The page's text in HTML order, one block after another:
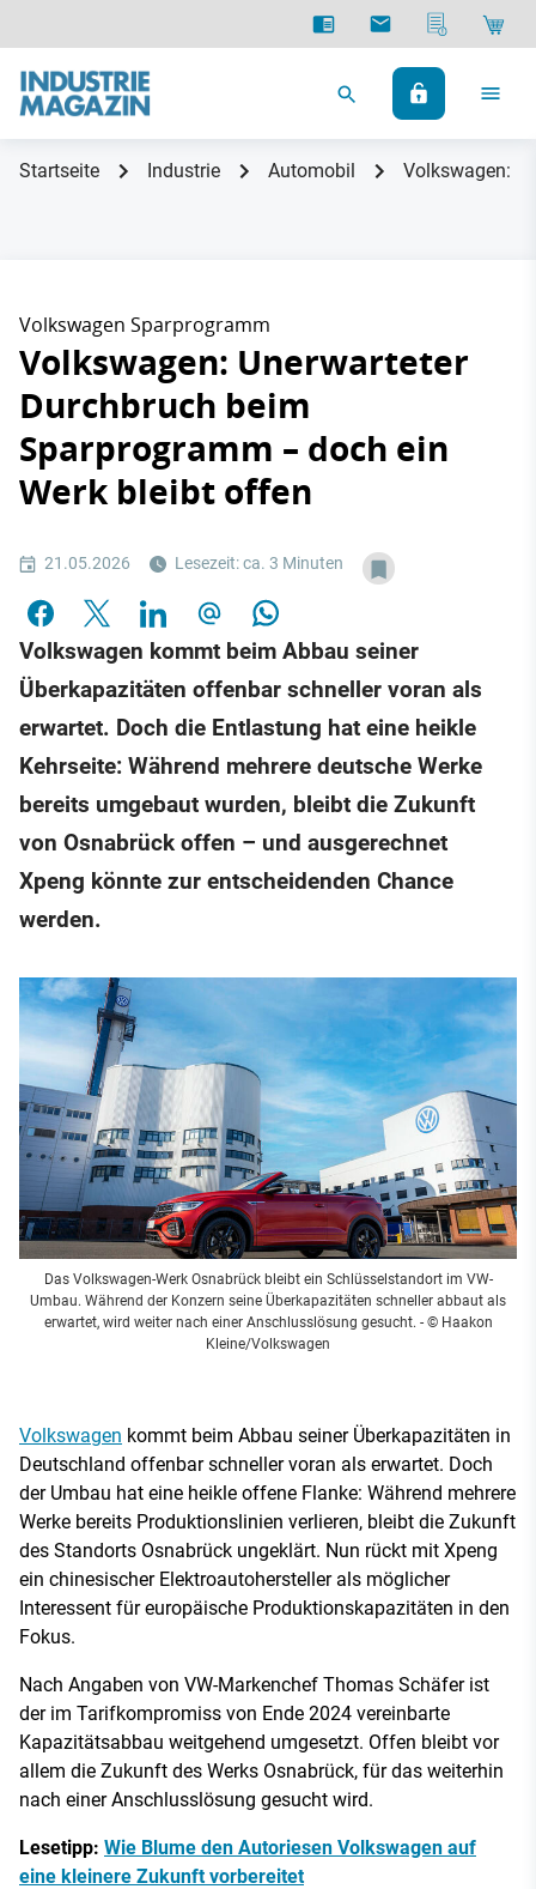
Startseite Industrie Automobil Volkswagen:
Volkswagen Sparprogramm
Volkswagen: Unerwarteter
Durchbruch beim
Sparprogramm – doch ein
Werk bleibt offen
21.05.2026 Lesezeit: ca. 3 Minuten
Volkswagen kommt beim Abbau seiner
Überkapazitäten offenbar schneller voran als
erwartet. Doch die Entlastung hat eine heikle
Kehrseite: Während mehrere deutsche Werke
bereits umgebaut wurden, bleibt die Zukunft
von Osnabrück offen – und ausgerechnet
Xpeng könnte zur entscheidenden Chance
werden.
Das Volkswagen-Werk Osnabrück bleibt ein Schlüsselstandort im VW-
Umbau. Während der Konzern seine Überkapazitäten schneller abbaut als
erwartet, wird weiter nach einer Anschlusslösung gesucht. - © Haakon
Kleine/Volkswagen
Volkswagen kommt beim Abbau seiner Überkapazitäten in
Deutschland offenbar schneller voran als erwartet. Doch
der Umbau hat eine heikle offene Flanke: Während mehrere
Werke bereits Produktionslinien verlieren, bleibt die Zukunft
des Standorts Osnabrück ungeklärt. Nun rückt mit Xpeng
ein chinesischer Elektroautohersteller als möglicher
Interessent für europäische Produktionskapazitäten in den
Fokus.
Nach Angaben von VW-Markenchef Thomas Schäfer ist
der im Tarifkompromiss von Ende 2024 vereinbarte
Kapazitätsabbau weitgehend umgesetzt. Offen bleibt vor
allem die Zukunft des Werks Osnabrück, für das weiterhin
nach einer Anschlusslösung gesucht wird.
Lesetipp: Wie Blume den Autoriesen Volkswagen auf
eine kleinere Zukunft vorbereitet